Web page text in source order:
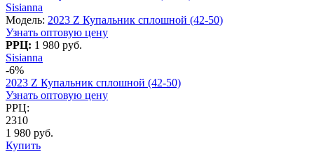
Sisianna
Модель: 2023 Z Купальник сплошной (42-50)
Узнать оптовую цену
РРЦ: 1 980 руб.
Sisianna
-6%
2023 Z Купальник сплошной (42-50)
Узнать оптовую цену
РРЦ:
2310
1 980 руб.
Купить